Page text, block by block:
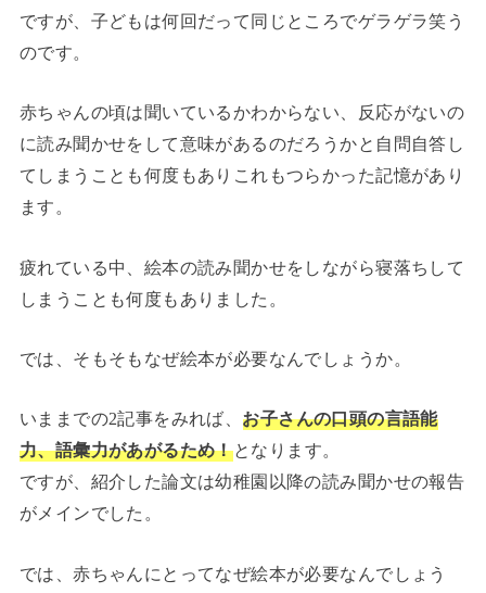
ですが、子どもは何回だって同じところでゲラゲラ笑う
のです。
赤ちゃんの頃は聞いているかわからない、反応がないの
に読み聞かせをして意味があるのだろうかと自問自答し
てしまうことも何度もありこれもつらかった記憶があり
ます。
疲れている中、絵本の読み聞かせをしながら寝落ちして
しまうことも何度もありました。
では、そもそもなぜ絵本が必要なんでしょうか。
いままでの2記事をみれば、 お子さんの口頭の言語能
力、語彙力があがるため！となります。
ですが、紹介した論文は幼稚園以降の読み聞かせの報告
がメインでした。
では、赤ちゃんにとってなぜ絵本が必要なんでしょう